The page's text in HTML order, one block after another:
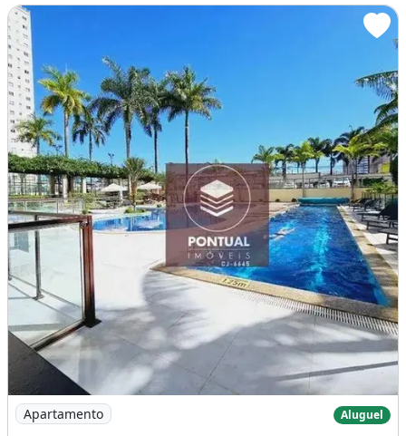
Imagem: Apartamento com 2 Dormitórios para Alugar
Apartamento Aluguel